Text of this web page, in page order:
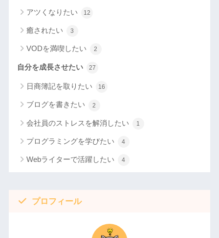
アツくなりたい 12
癒されたい 3
VODを満喫したい 2
自分を成長させたい 27
日商簿記を取りたい 16
ブログを書きたい 2
会社員のストレスを解消したい 1
プログラミングを学びたい 4
Webライターで活躍したい 4
プロフィール